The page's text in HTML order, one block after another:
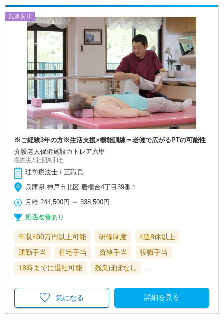
記事あり
※ご経験3年の方※生活支援×機能訓練＝老健で広がるPTの可能性
介護老人保健施設カトレア六甲
医療法人社団恕和会
理学療法士 / 正職員
兵庫県 神戸市北区 唐櫃台4丁目39番１
月給 244,500円 ～338,500円
処遇改善あり
年収400万円以上可能 研修制度
4週8休以上
通勤手当
住宅手当 資格手当
役職手当
18時までに退社可能
残業ほぼなし …
詳細を見る
気になる